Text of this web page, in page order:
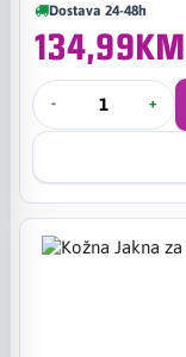
Dostava 24-48h
134,99KM
- +